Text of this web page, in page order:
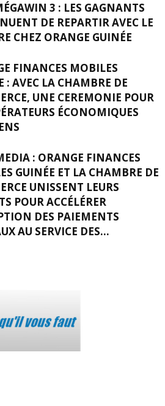
3 : LES GAGNANTS
DE REPARTIR AVEC LE
CHEZ ORANGE GUINÉE
FINANCES MOBILES
: AVEC LA CHAMBRE DE
UNE CEREMONIE POUR
ÉCONOMIQUES
: ORANGE FINANCES
GUINÉE ET LA CHAMBRE DE
UNISSENT LEURS
POUR ACCÉLÉRER
DES PAIEMENTS
AU SERVICE DES...